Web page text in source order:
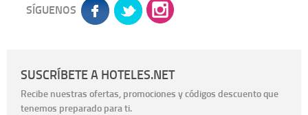
SÍGUENOS
SUSCRÍBETE A HOTELES.NET
Recibe nuestras ofertas, promociones y códigos descuento que
tenemos preparado para ti.